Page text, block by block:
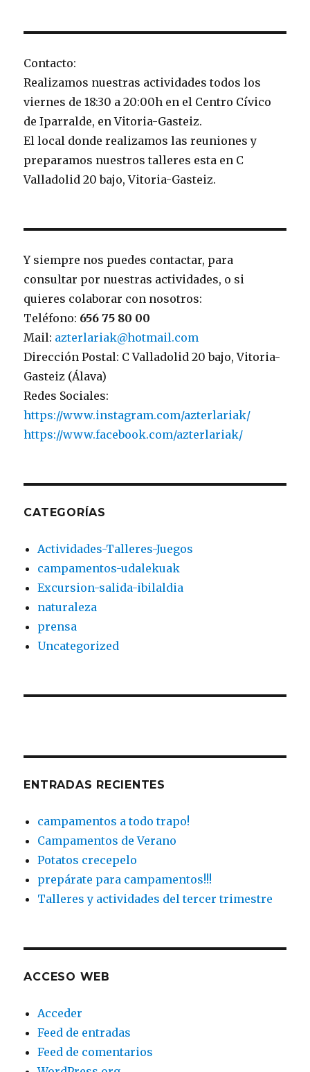
Contacto:
Realizamos nuestras actividades todos los
viernes de 18:30 a 20:00h en el Centro Cívico
de Iparralde, en Vitoria-Gasteiz.
El local donde realizamos las reuniones y
preparamos nuestros talleres esta en C
Valladolid 20 bajo, Vitoria-Gasteiz.
Y siempre nos puedes contactar, para
consultar por nuestras actividades, o si
quieres colaborar con nosotros:
Teléfono: 656 75 80 00
Mail: azterlariak@hotmail.com
Dirección Postal: C Valladolid 20 bajo, Vitoria-
Gasteiz (Álava)
Redes Sociales:
https://www.instagram.com/azterlariak/
https://www.facebook.com/azterlariak/
CATEGORÍAS
Actividades-Talleres-Juegos
campamentos-udalekuak
Excursion-salida-ibilaldia
naturaleza
prensa
Uncategorized
ENTRADAS RECIENTES
campamentos a todo trapo!
Campamentos de Verano
Potatos crecepelo
prepárate para campamentos!!!
Talleres y actividades del tercer trimestre
ACCESO WEB
Acceder
Feed de entradas
Feed de comentarios